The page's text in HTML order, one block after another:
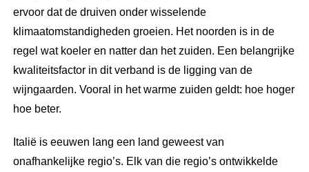
ervoor dat de druiven onder wisselende
klimaatomstandigheden groeien. Het noorden is in de
regel wat koeler en natter dan het zuiden. Een belangrijke
kwaliteitsfactor in dit verband is de ligging van de
wijngaarden. Vooral in het warme zuiden geldt: hoe hoger
hoe beter.
Italië is eeuwen lang een land geweest van
onafhankelijke regio’s. Elk van die regio’s ontwikkelde